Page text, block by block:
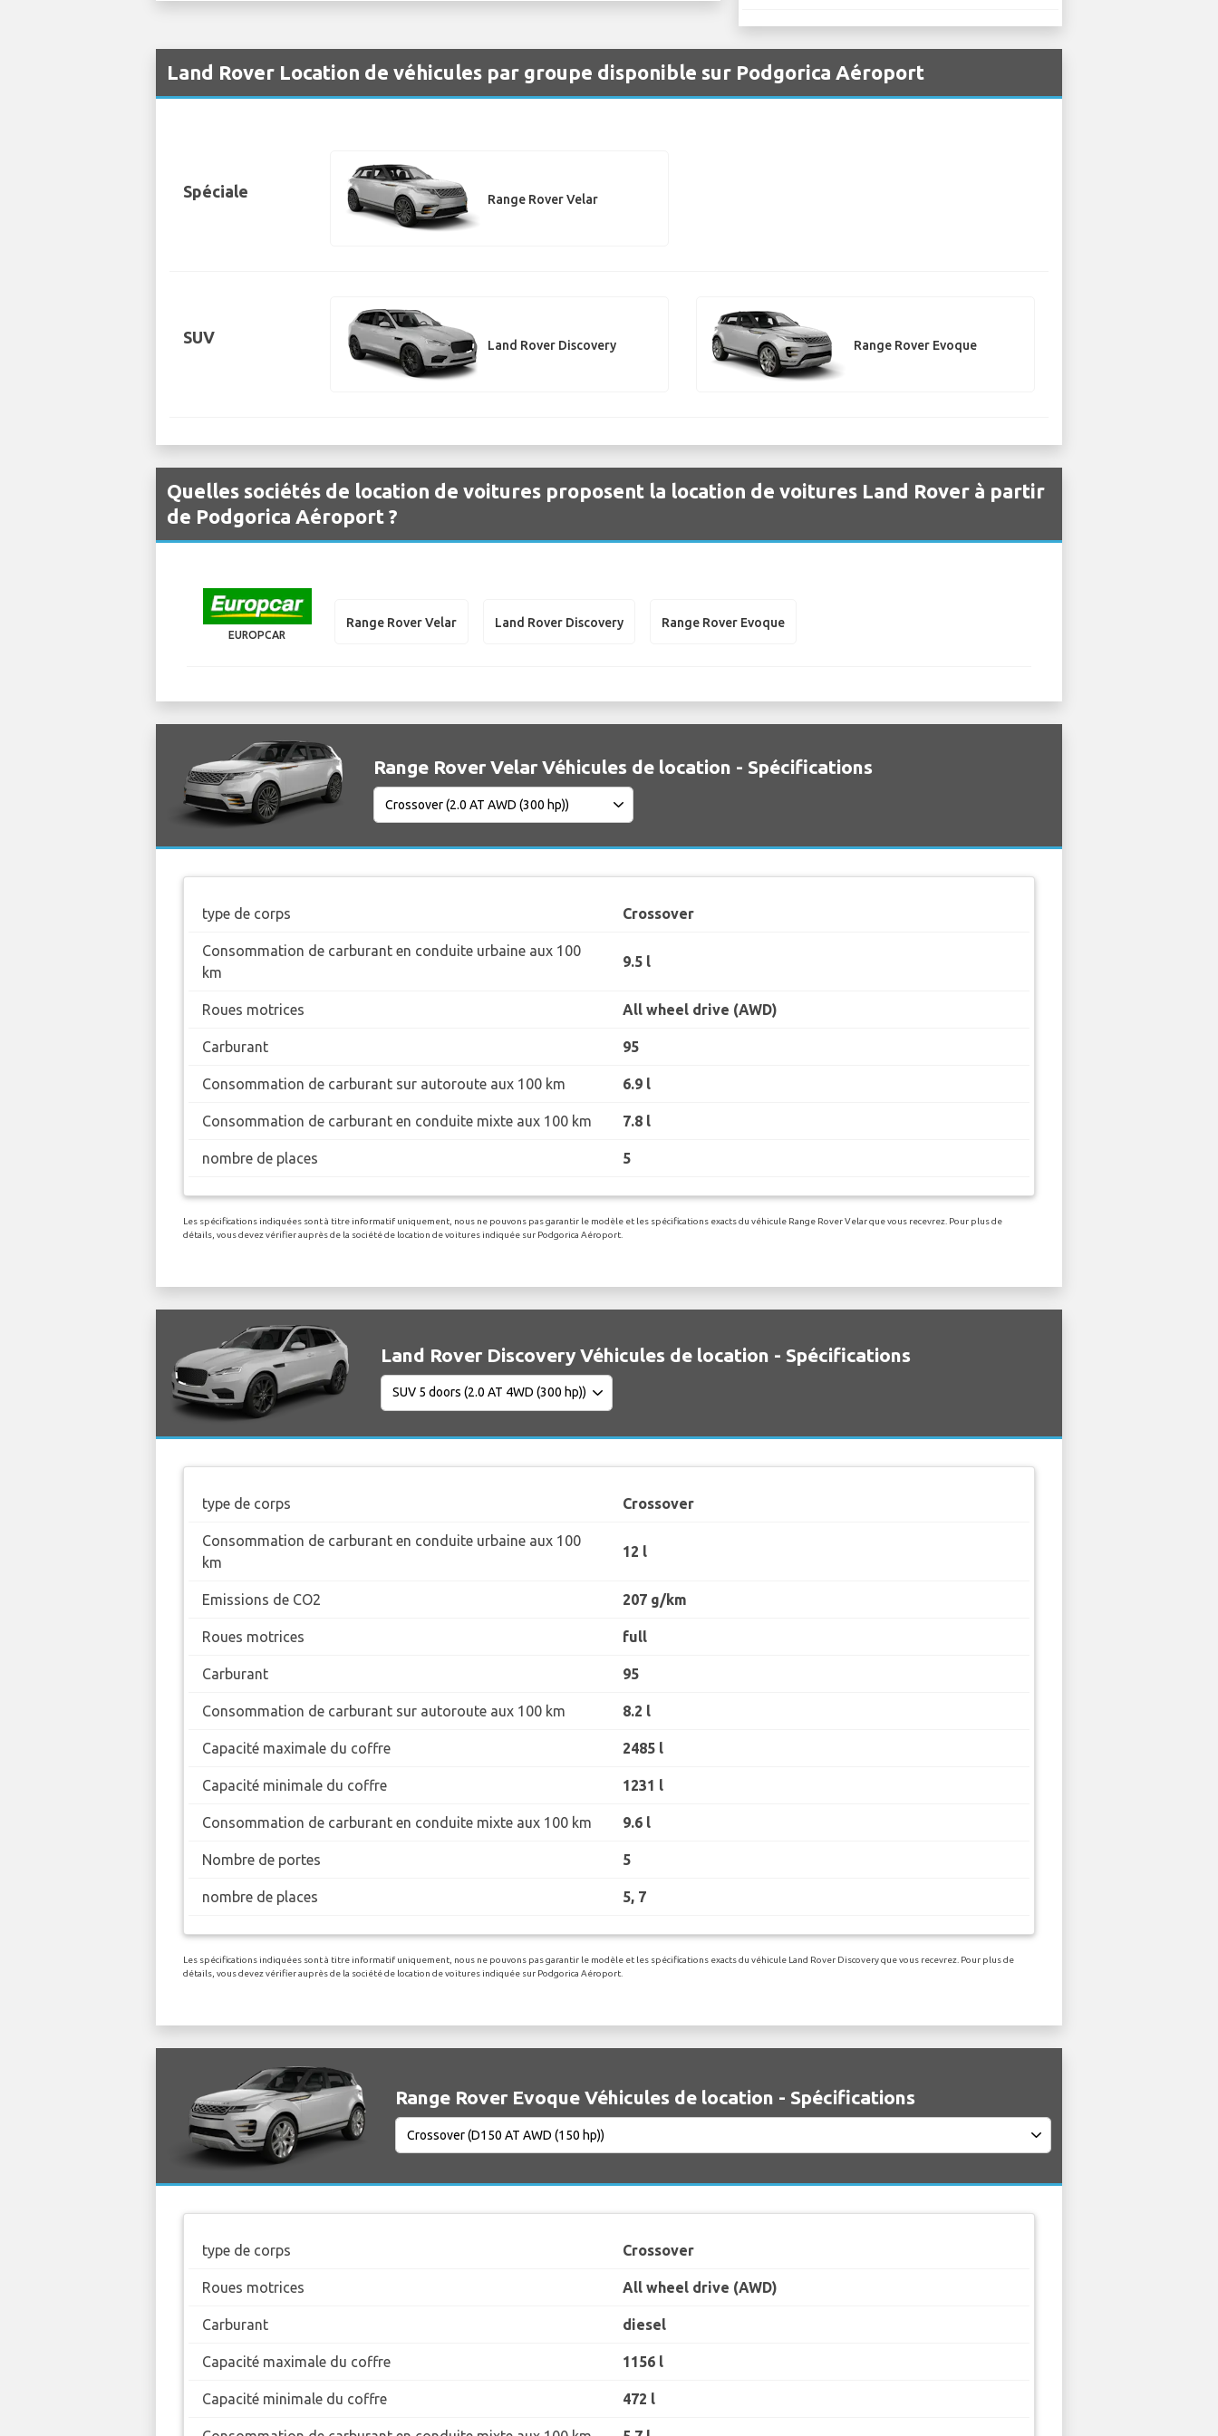
Land Rover Location de véhicules par groupe disponible sur Podgorica Aéroport
Spéciale Range Rover Velar
SUV Land Rover Discovery Range Rover Evoque
Quelles sociétés de location de voitures proposent la location de voitures Land Rover à partir
de Podgorica Aéroport ?
EUROPCAR
Range Rover Velar Land Rover Discovery Range Rover Evoque
Range Rover Velar Véhicules de location - Spécifications
type de corps Crossover
Consommation de carburant en conduite urbaine aux 100
km
9.5 l
Roues motrices All wheel drive (AWD)
Carburant 95
Consommation de carburant sur autoroute aux 100 km 6.9 l
Consommation de carburant en conduite mixte aux 100 km 7.8 l
nombre de places 5
Les spécifications indiquées sont à titre informatif uniquement, nous ne pouvons pas garantir le modèle et les spécifications exacts du véhicule Range Rover Velar que vous recevrez. Pour plus de
détails, vous devez vérifier auprès de la société de location de voitures indiquée sur Podgorica Aéroport.
Land Rover Discovery Véhicules de location - Spécifications
type de corps Crossover
Consommation de carburant en conduite urbaine aux 100
km
12 l
Emissions de CO2 207 g/km
Roues motrices full
Carburant 95
Consommation de carburant sur autoroute aux 100 km 8.2 l
Capacité maximale du coffre 2485 l
Capacité minimale du coffre 1231 l
Consommation de carburant en conduite mixte aux 100 km 9.6 l
Nombre de portes 5
nombre de places 5, 7
Les spécifications indiquées sont à titre informatif uniquement, nous ne pouvons pas garantir le modèle et les spécifications exacts du véhicule Land Rover Discovery que vous recevrez. Pour plus de
détails, vous devez vérifier auprès de la société de location de voitures indiquée sur Podgorica Aéroport.
Range Rover Evoque Véhicules de location - Spécifications
type de corps Crossover
Roues motrices All wheel drive (AWD)
Carburant diesel
Capacité maximale du coffre 1156 l
Capacité minimale du coffre 472 l